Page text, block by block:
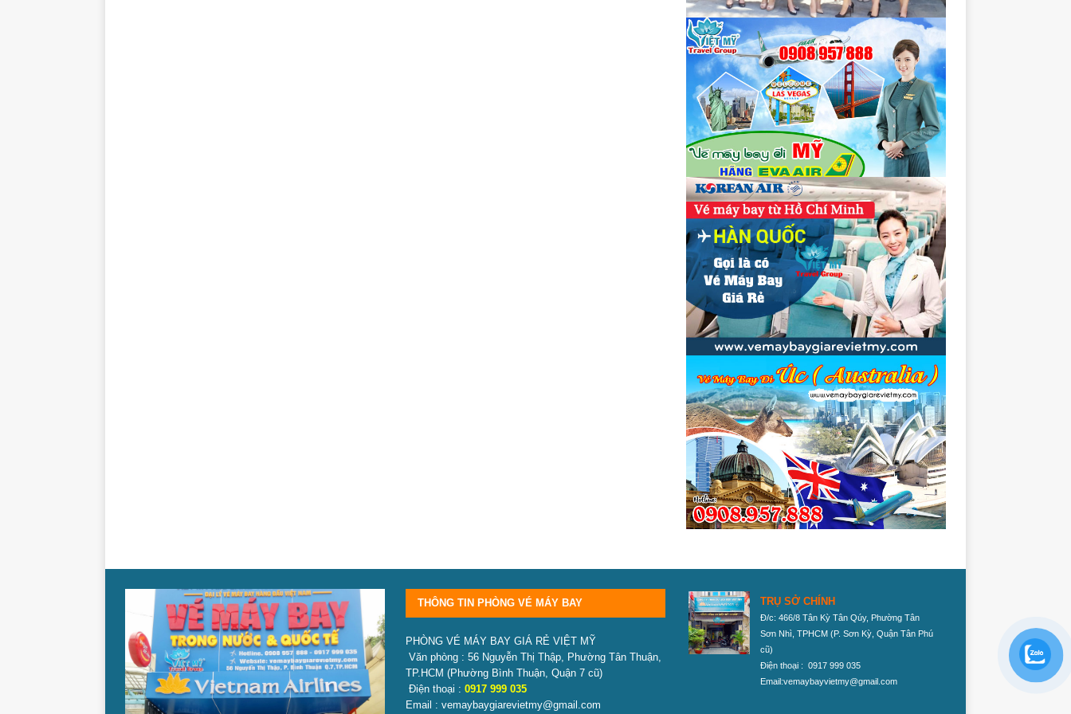
THÔNG TIN PHÒNG VÉ MÁY BAY
PHÒNG VÉ MÁY BAY GIÁ RẺ VIỆT MỸ
Văn phòng : 56 Nguyễn Thị Thập, Phường Tân Thuận,
TP.HCM (Phường Bình Thuận, Quận 7 cũ)
Điện thoại : 0917 999 035
Email : vemaybaygiarevietmy@gmail.com
TRỤ SỞ CHÍNH
Đ/c: 466/8 Tân Kỳ Tân Qúy, Phường Tân
Sơn Nhì, TPHCM (P. Sơn Kỳ, Quận Tân Phú
cũ)
Điện thoại : 0917 999 035
Email:vemaybayvietmy@gmail.com